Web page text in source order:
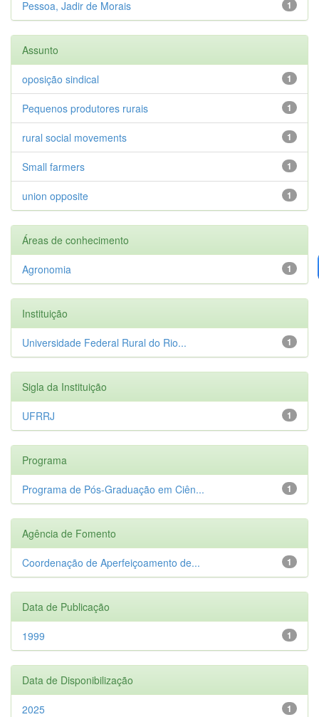
1
Pessoa, Jadir de Morais
Assunto
1
oposição sindical
1
Pequenos produtores rurais
1
rural social movements
1
Small farmers
1
union opposite
Áreas de conhecimento
1
Agronomia
Instituição
1
Universidade Federal Rural do Rio...
Sigla da Instituição
1
UFRRJ
Programa
1
Programa de Pós-Graduação em Ciên...
Agência de Fomento
1
Coordenação de Aperfeiçoamento de...
Data de Publicação
1
1999
Data de Disponibilização
1
2025